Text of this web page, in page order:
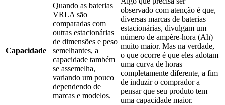
Capacidade
Quando as baterias
VRLA são
comparadas com
outras estacionárias
de dimensões e peso
semelhantes, a
capacidade também
se assemelha,
variando um pouco
dependendo de
marcas e modelos.
observado com atenção é que,
diversas marcas de baterias
estacionárias, divulgam um
número de ampère-hora (Ah)
muito maior. Mas na verdade,
o que ocorre é que eles adotam
uma curva de horas
completamente diferente, a fim
de induzir o comprador a
pensar que seu produto tem
uma capacidade maior.